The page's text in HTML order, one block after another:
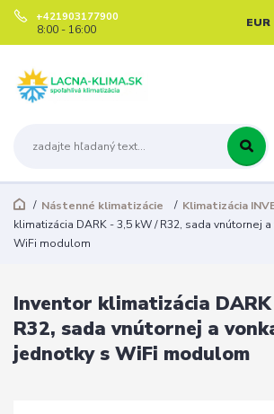
EUR
+421903177900
8:00 - 16:00
Nástenné klimatizácie Klimatizácia
klimatizácia DARK - 3,5 kW / R32, sada vnútornej
WiFi modulom
Inventor klimatizácia
R32, sada vnútornej a
jednotky s WiFi modulom